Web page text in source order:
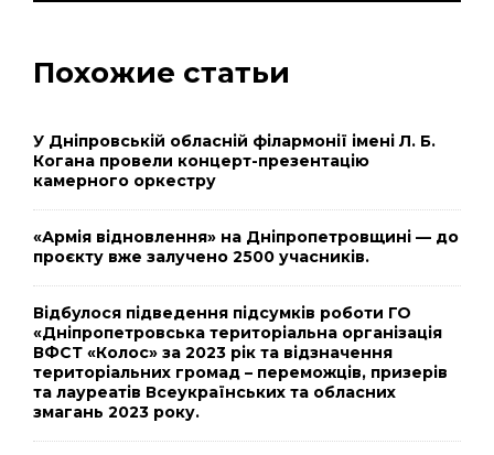
Похожие статьи
У Дніпровській обласній філармонії імені Л. Б.
Когана провели концерт-презентацію
камерного оркестру
«Армія відновлення» на Дніпропетровщині — до
проєкту вже залучено 2500 учасників.
Відбулося підведення підсумків роботи ГО
«Дніпропетровська територіальна організація
ВФСТ «Колос» за 2023 рік та відзначення
територіальних громад – переможців, призерів
та лауреатів Всеукраїнських та обласних
змагань 2023 року.